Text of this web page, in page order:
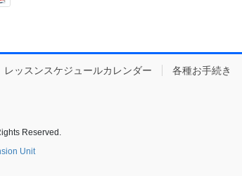
レッスンスケジュールカレンダー
各種お手続き
Reserved.
Unit